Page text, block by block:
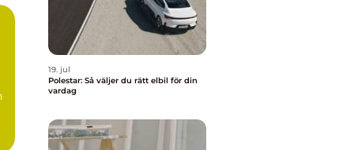
19. jul
Polestar: Så väljer du rätt elbil för din
vardag